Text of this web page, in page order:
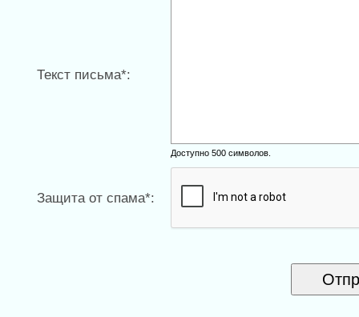
Текст письма*:
Доступно 500 символов.
Защита от спама*: